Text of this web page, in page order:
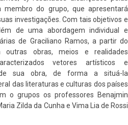
membro do grupo, que apresentará
investigações. Com tais objetivos e
de uma abordagem individual e
de Graciliano Ramos, a partir do
outras obras, meios e realidades
vetores artísticos e
sua obra, de forma a situá-la
das literaturas e culturas dos países
o grupos os professores Benajmin
Zilda da Cunha e Vima Lia de Rossi